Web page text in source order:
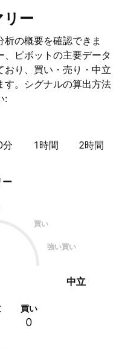
ー
の概要を確認できま
ピボットの主要データ
おり、買い・売り・中立
す。シグナルの算出方法
:
分 1時間 2時間
ー
買い
強い買い
中立
買い
0